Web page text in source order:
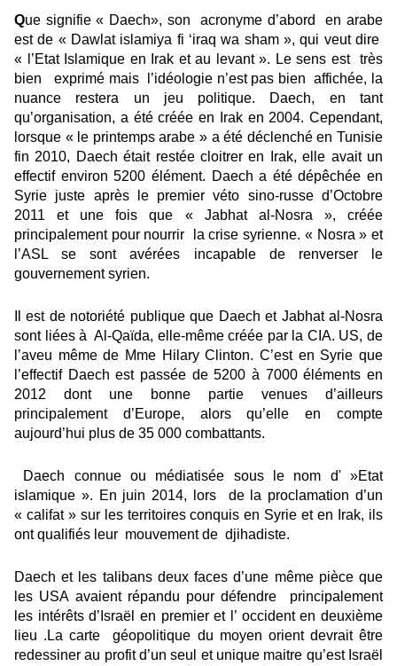
Que signifie « Daech», son acronyme d’abord en arabe
est de « Dawlat islamiya fi ‘iraq wa sham », qui veut dire
« l’Etat Islamique en Irak et au levant ». Le sens est très
bien exprimé mais l’idéologie n’est pas bien affichée, la
nuance restera un jeu politique. Daech, en tant
qu’organisation, a été créée en Irak en 2004. Cependant,
lorsque « le printemps arabe » a été déclenché en Tunisie
fin 2010, Daech était restée cloitrer en Irak, elle avait un
effectif environ 5200 élément. Daech a été dépêchée en
Syrie juste après le premier véto sino-russe d’Octobre
2011 et une fois que « Jabhat al-Nosra », créée
principalement pour nourrir la crise syrienne. « Nosra » et
l’ASL se sont avérées incapable de renverser le
gouvernement syrien.
Il est de notoriété publique que Daech et Jabhat al-Nosra
sont liées à Al-Qaïda, elle-même créée par la CIA. US, de
l’aveu même de Mme Hilary Clinton. C’est en Syrie que
l’effectif Daech est passée de 5200 à 7000 éléments en
2012 dont une bonne partie venues d’ailleurs
principalement d’Europe, alors qu’elle en compte
aujourd’hui plus de 35 000 combattants.
Daech connue ou médiatisée sous le nom d' »Etat
islamique ». En juin 2014, lors de la proclamation d’un
« califat » sur les territoires conquis en Syrie et en Irak, ils
ont qualifiés leur mouvement de djihadiste.
Daech et les talibans deux faces d’une même pièce que
les USA avaient répandu pour défendre principalement
les intérêts d’Israël en premier et l’ occident en deuxième
lieu .La carte géopolitique du moyen orient devrait être
redessiner au profit d’un seul et unique maitre qu’est Israël